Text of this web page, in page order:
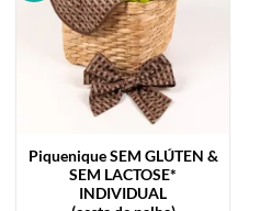
Piquenique SEM GLÚTEN &
SEM LACTOSE*
INDIVIDUAL